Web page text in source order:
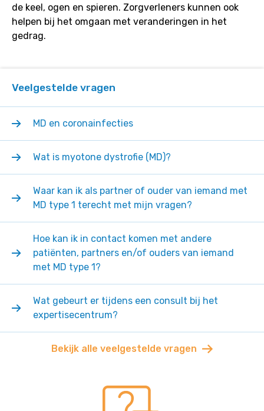
de keel, ogen en spieren. Zorgverleners kunnen ook
helpen bij het omgaan met veranderingen in het
gedrag.
Veelgestelde vragen
MD en coronainfecties
Wat is myotone dystrofie (MD)?
Waar kan ik als partner of ouder van iemand met
MD type 1 terecht met mijn vragen?
Hoe kan ik in contact komen met andere
patiënten, partners en/of ouders van iemand
met MD type 1?
Wat gebeurt er tijdens een consult bij het
expertisecentrum?
Bekijk alle veelgestelde vragen